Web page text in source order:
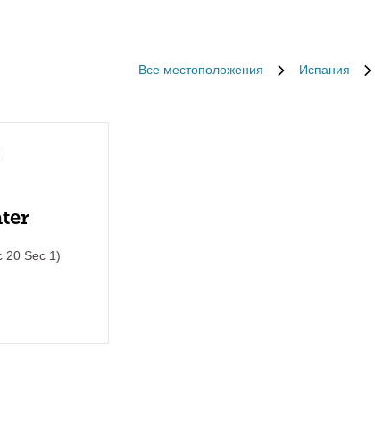
Все местоположения Испания
20 Sec 1)